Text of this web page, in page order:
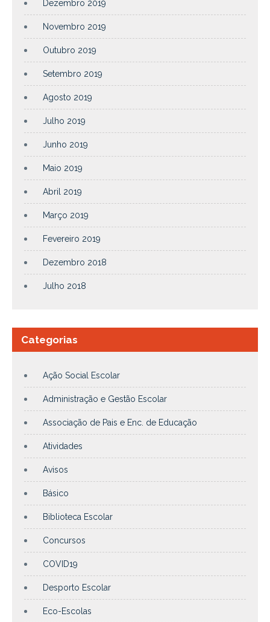
Dezembro 2019
Novembro 2019
Outubro 2019
Setembro 2019
Agosto 2019
Julho 2019
Junho 2019
Maio 2019
Abril 2019
Março 2019
Fevereiro 2019
Dezembro 2018
Julho 2018
Categorias
Ação Social Escolar
Administração e Gestão Escolar
Associação de Pais e Enc. de Educação
Atividades
Avisos
Básico
Biblioteca Escolar
Concursos
COVID19
Desporto Escolar
Eco-Escolas